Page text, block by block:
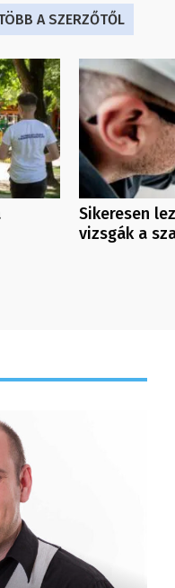
A SZERZŐTŐL
Sikeresen
vizsgák a